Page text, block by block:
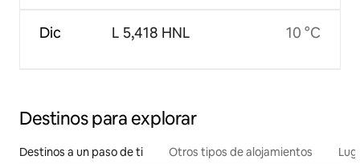
Dic L 5,418 HNL 10 °C
Destinos para explorar
Destinos a un paso de ti Otros tipos de alojamientos